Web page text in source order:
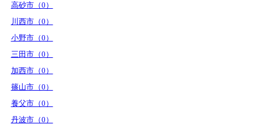
高砂市（0）
川西市（0）
小野市（0）
三田市（0）
加西市（0）
篠山市（0）
養父市（0）
丹波市（0）